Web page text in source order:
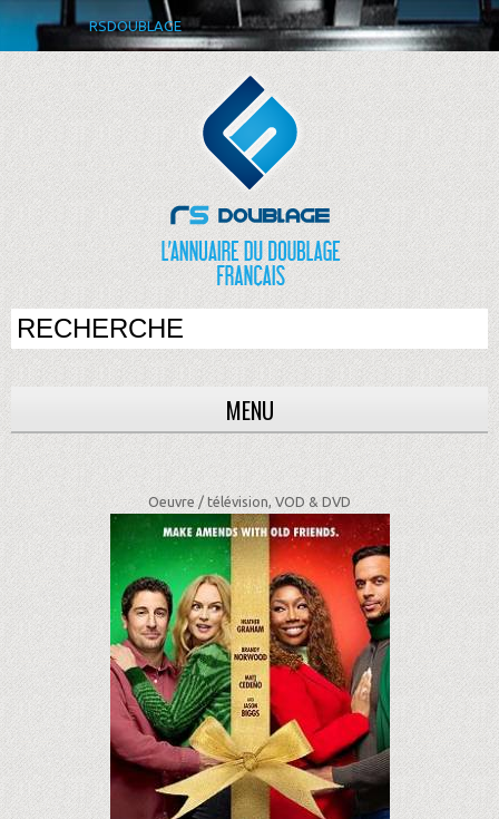
RSDOUBLAGE
MENU
Oeuvre / télévision, VOD & DVD